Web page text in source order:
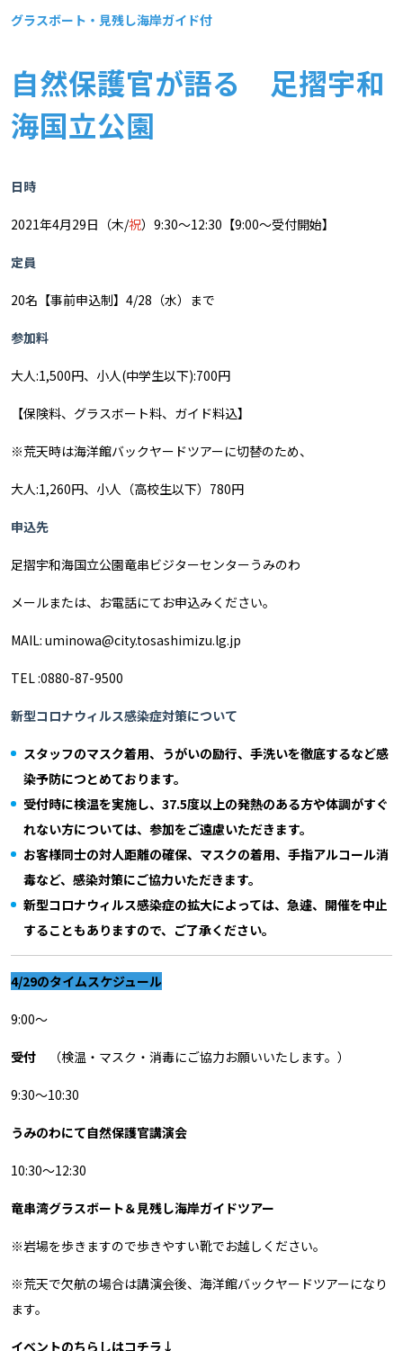
グラスボート・見残し海岸ガイド付
自然保護官が語る 足摺宇和
海国立公園
日時
2021年4月29日（木/祝）9:30～12:30【9:00～受付開始】
定員
20名【事前申込制】4/28（水）まで
参加料
大人:1,500円、小人(中学生以下):700円
【保険料、グラスボート料、ガイド料込】
※荒天時は海洋館バックヤードツアーに切替のため、
大人:1,260円、小人（高校生以下）780円
申込先
足摺宇和海国立公園竜串ビジターセンターうみのわ
メールまたは、お電話にてお申込みください。
MAIL: uminowa@city.tosashimizu.lg.jp
TEL :0880-87-9500
新型コロナウィルス感染症対策について
スタッフのマスク着用、うがいの励行、手洗いを徹底するなど感
染予防につとめております。
受付時に検温を実施し、37.5度以上の発熱のある方や体調がすぐ
れない方については、参加をご遠慮いただきます。
お客様同士の対人距離の確保、マスクの着用、手指アルコール消
毒など、感染対策にご協力いただきます。
新型コロナウィルス感染症の拡大によっては、急遽、開催を中止
することもありますので、ご了承ください。
4/29のタイムスケジュール
9:00～
受付（検温・マスク・消毒にご協力お願いいたします。）
9:30～10:30
うみのわにて自然保護官講演会
10:30～12:30
竜串湾グラスボート＆見残し海岸ガイドツアー
※岩場を歩きますので歩きやすい靴でお越しください。
※荒天で欠航の場合は講演会後、海洋館バックヤードツアーになり
ます。
イベントのちらしはコチラ↓